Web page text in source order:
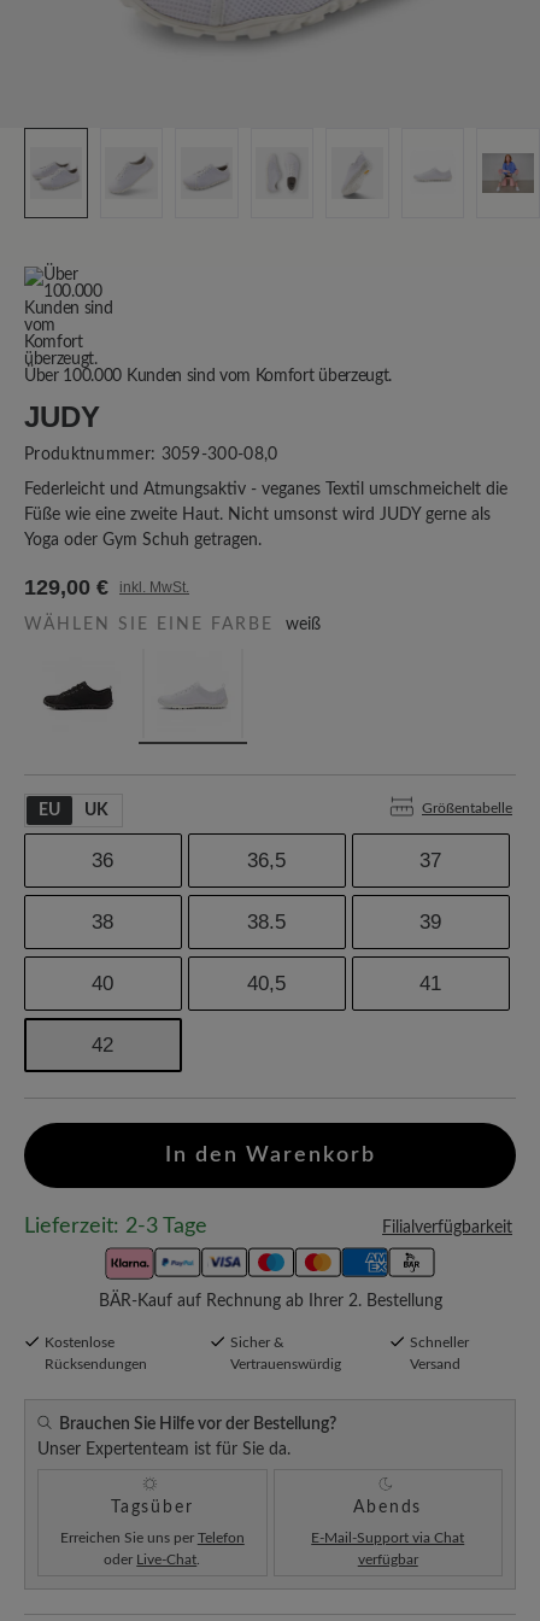
Über 100.000 Kunden sind vom Komfort überzeugt.
JUDY
Produktnummer: 3059-300-08,0
Federleicht und Atmungsaktiv - veganes Textil umschmeichelt die
Füße wie eine zweite Haut. Nicht umsonst wird JUDY gerne als
Yoga oder Gym Schuh getragen.
129,00 € inkl. MwSt.
WÄHLEN SIE EINE FARBE weiß
EU UK Größentabelle
36 36,5 37
38 38.5 39
40 40,5 41
42
In den Warenkorb
Lieferzeit: 2-3 Tage Filialverfügbarkeit
BÄR-Kauf auf Rechnung ab Ihrer 2. Bestellung
Kostenlose
Rücksendungen
Sicher &
Vertrauenswürdig
Schneller
Versand
Brauchen Sie Hilfe vor der Bestellung?
Unser Expertenteam ist für Sie da.
Tagsüber
Erreichen Sie uns per Telefon
oder Live-Chat
Abends
E-Mail-Support via Chat
verfügbar